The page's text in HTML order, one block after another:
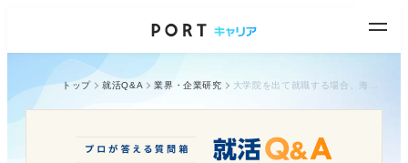
トップ 就活Q&A 業界・企業研究